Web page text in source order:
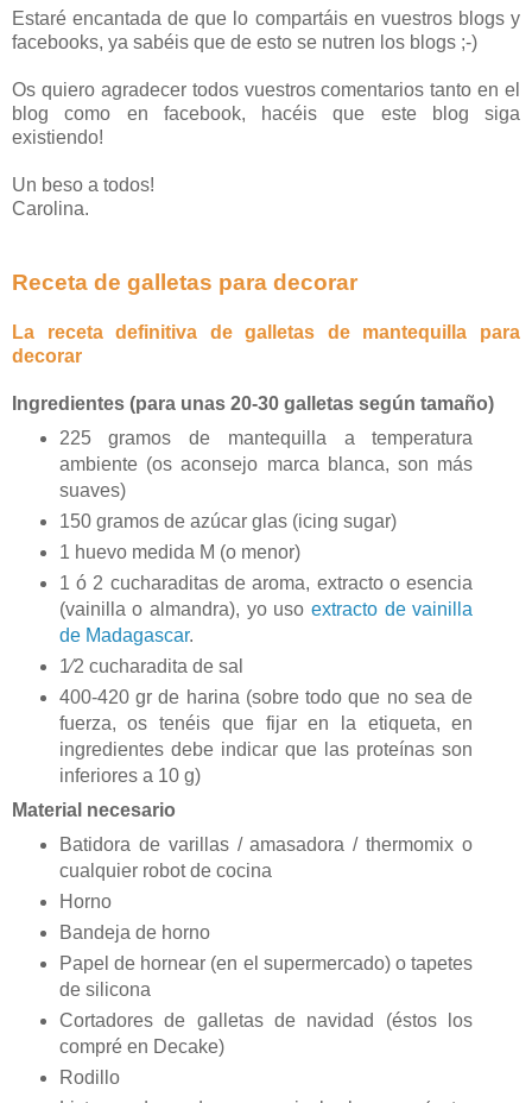
Estaré encantada de que lo compartáis en vuestros blogs y
facebooks, ya sabéis que de esto se nutren los blogs ;-)
Os quiero agradecer todos vuestros comentarios tanto en el
blog como en facebook, hacéis que este blog siga
existiendo!
Un beso a todos!
Carolina.
Receta de galletas para decorar
La receta definitiva de galletas de mantequilla para
decorar
Ingredientes (para unas 20-30 galletas según tamaño)
225 gramos de mantequilla a temperatura
ambiente (os aconsejo marca blanca, son más
suaves)
150 gramos de azúcar glas (icing sugar)
1 huevo medida M (o menor)
1 ó 2 cucharaditas de aroma, extracto o esencia
(vainilla o almandra), yo usoextracto de vainilla
de Madagascar.
1⁄2 cucharadita de sal
400-420 gr de harina (sobre todo que no sea de
fuerza, os tenéis que fijar en la etiqueta, en
ingredientes debe indicar que las proteínas son
inferiores a 10 g)
Material necesario
Batidora de varillas / amasadora / thermomix o
cualquier robot de cocina
Horno
Bandeja de horno
Papel de hornear (en el supermercado) o tapetes
de silicona
Cortadores de galletas de navidad (éstos los
compré en Decake)
Rodillo